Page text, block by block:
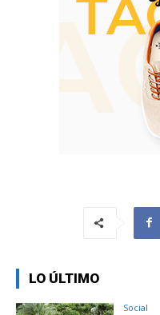
LO ÚLTIMO
Social